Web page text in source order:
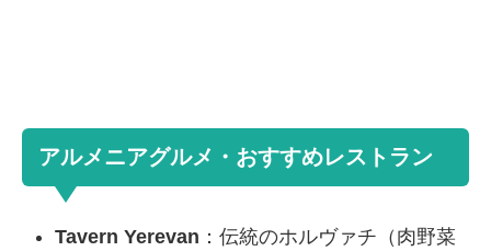
アルメニアグルメ・おすすめレストラン
Tavern Yerevan ：伝統のホルヴァチ（肉野菜